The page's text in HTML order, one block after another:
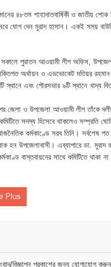
মানুষ
ঘুষের অভিযোগ
সমাবেশ অনুষ্ঠিত
মহাদেব
৪৮তম শাহাদাতবার্ষিকী ও জাতীয়
যোগ দেন মুরাদ হাসান। একই সময়
পুরাতন আওয়ামী লীগ অফিস,
অর্থায়ন ও এডভোকেট মতিয়র রহমান
স্থানে এবং পৌরসভার ৯টি স্থানে খাদ্য
পর জেলা ও উপজেলা আওয়ামী লীগ তাঁকে
সদস্য হিসেবে থাকলেও সম্প্রতি
কর্মকাণ্ডে সরব তিনি। সর্বশেষ
হন উপজেলাবাসী। এব্যাপারে ডা.
বাস্তবায়নের সাথে কমিটিতে থাকা
Plus
বিজ্ঞাপন প্রকাশের জন্য